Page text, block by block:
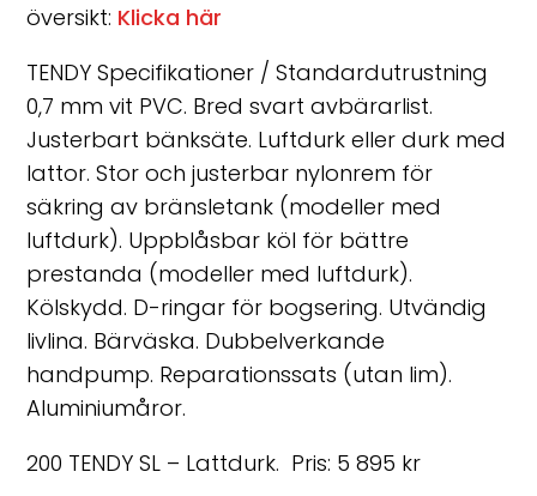
översikt: Klicka här
TENDY Specifikationer / Standardutrustning
0,7 mm vit PVC. Bred svart avbärarlist.
Justerbart bänksäte. Luftdurk eller durk med
lattor. Stor och justerbar nylonrem för
säkring av bränsletank (modeller med
luftdurk). Uppblåsbar köl för bättre
prestanda (modeller med luftdurk).
Kölskydd. D-ringar för bogsering. Utvändig
livlina. Bärväska. Dubbelverkande
handpump. Reparationssats (utan lim).
Aluminiumåror.
200 TENDY SL – Lattdurk. Pris: 5 895 kr